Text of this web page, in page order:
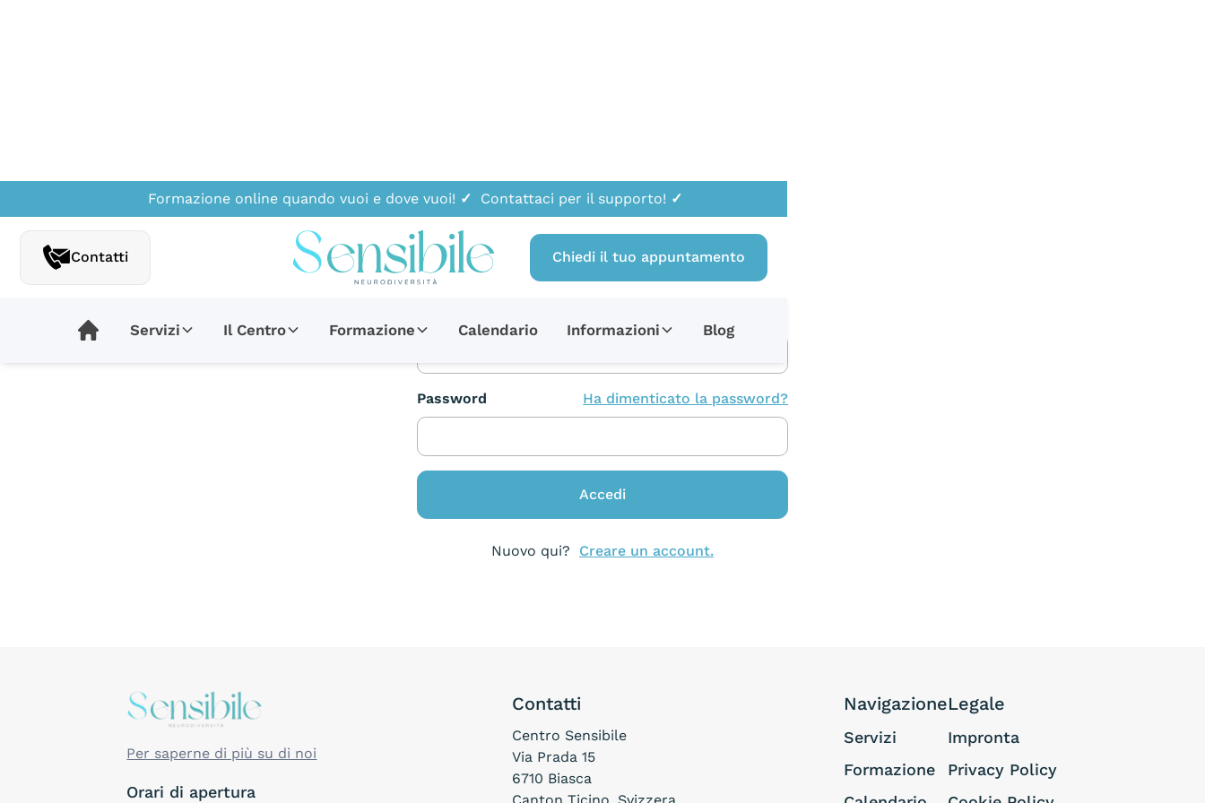
Formazione online quando vuoi e dove vuoi! ✓ Contattaci per il supporto! ✓
Contatti Chiedi il tuo appuntamento
Servizi Il Centro Formazione Calendario Informazioni Blog
Accedi all'account
Password Ha dimenticato la password?
Nuovo qui? Creare un account.
Per saperne di più su di noi
Orari di apertura
Contatti
Centro Sensibile
Via Prada 15
6710 Biasca
Canton Ticino, Svizzera
Navigazione
Servizi
Formazione
Legale
Impronta
Privacy Policy